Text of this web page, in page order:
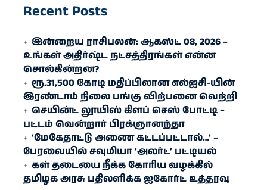
Recent Posts
இன்றைய ராசிபலன்: ஆகஸ்ட் 08, 2026 –
உங்கள் அதிர்ஷ்ட நட்சத்திரங்கள் என்ன
சொல்கின்றன?
ரூ.31,500 கோடி மதிப்பிலான எல்ஐசி-​யின்
இரண்​டாம் நிலை பங்கு விற்பனை வெற்றி
செயின்ட் லூயிஸ் கிளப் செஸ் போட்டி –
பட்டம் வென்றார் பிரக்ஞானந்தா
‘மேகேதாட்டு அணை கட்டப்பட்டால்…’ –
பேரவையில் சவுமியா ‘அலர்ட்’ பட்டியல்
கள் தடையை நீக்க கோரிய வழக்கில்
தமிழக அரசு பதிலளிக்க ஐகோர்ட் உத்தரவு